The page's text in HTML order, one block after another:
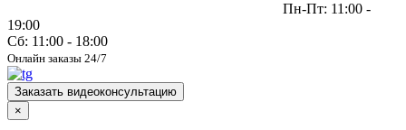
Пн-Пт: 11:00 -
19:00
Сб: 11:00 - 18:00
Онлайн заказы 24/7
Заказать видеоконсультацию
×